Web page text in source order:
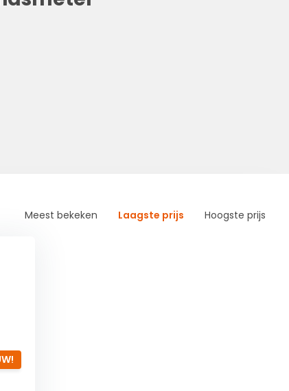
Meest bekeken Laagste prijs Hoogste prijs